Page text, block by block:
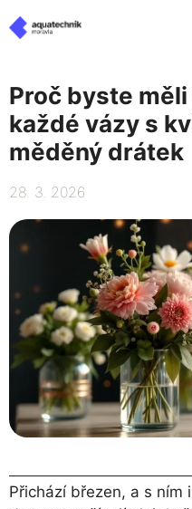
na
Proč byste
každé vázy s
měděný drátek
28. 3. 2026
Přichází březen, a s ním